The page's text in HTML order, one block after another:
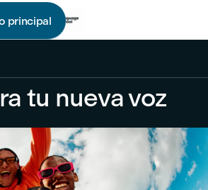
principal
tu nueva voz